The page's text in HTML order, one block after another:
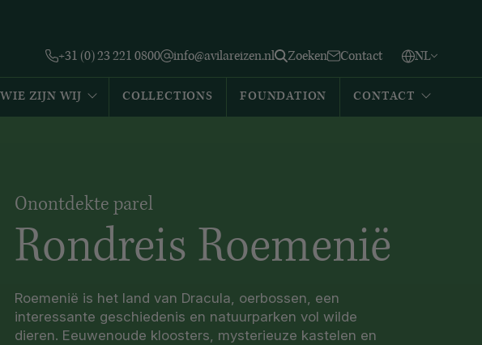
+31 (0) 23 221 0800 info@avilareizen.nl Zoeken Contact NL
Español
WIE ZIJN WIJ COLLECTIONS FOUNDATION CONTACT
Onontdekte parel
Rondreis Roemenië
Roemenië is het land van Dracula, oerbossen, een
interessante geschiedenis en natuurparken vol wilde
dieren. Eeuwenoude kloosters, mysterieuze kastelen en